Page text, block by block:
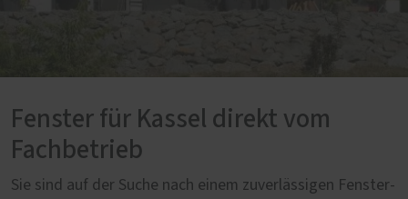
Fenster für Kassel direkt vom
Fachbetrieb
Sie sind auf der Suche nach einem zuverlässigen Fenster-